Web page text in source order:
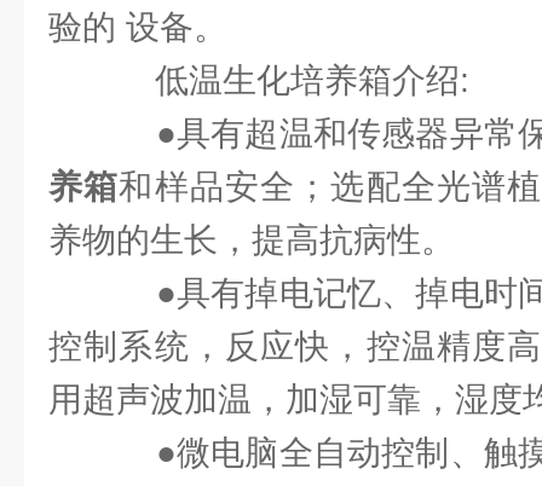
验的 设备。
低温生化培养箱介绍:
●具有超温和传感器异常
养箱和样品安全；选配全光谱
养物的生长，提高抗病性。
●具有掉电记忆、掉电时
控制系统，反应快，控温精度
用超声波加温，加湿可靠，湿度
●微电脑全自动控制、触